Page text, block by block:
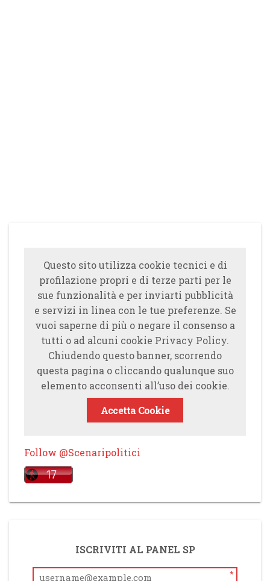
Questo sito utilizza cookie tecnici e di
profilazione propri e di terze parti per le
sue funzionalità e per inviarti pubblicità
e servizi in linea con le tue preferenze. Se
vuoi saperne di più o negare il consenso a
tutti o ad alcuni cookie Privacy Policy.
Chiudendo questo banner, scorrendo
questa pagina o cliccando qualunque suo
elemento acconsenti all’uso dei cookie.
Accetta Cookie
Follow @Scenaripolitici
ISCRIVITI AL PANEL SP
*